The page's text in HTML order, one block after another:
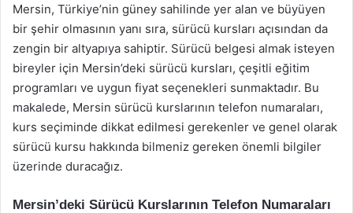
Mersin, Türkiye’nin güney sahilinde yer alan ve büyüyen
bir şehir olmasının yanı sıra, sürücü kursları açısından da
zengin bir altyapıya sahiptir. Sürücü belgesi almak isteyen
bireyler için Mersin’deki sürücü kursları, çeşitli eğitim
programları ve uygun fiyat seçenekleri sunmaktadır. Bu
makalede, Mersin sürücü kurslarının telefon numaraları,
kurs seçiminde dikkat edilmesi gerekenler ve genel olarak
sürücü kursu hakkında bilmeniz gereken önemli bilgiler
üzerinde duracağız.
Mersin’deki Sürücü Kurslarının Telefon Numaraları